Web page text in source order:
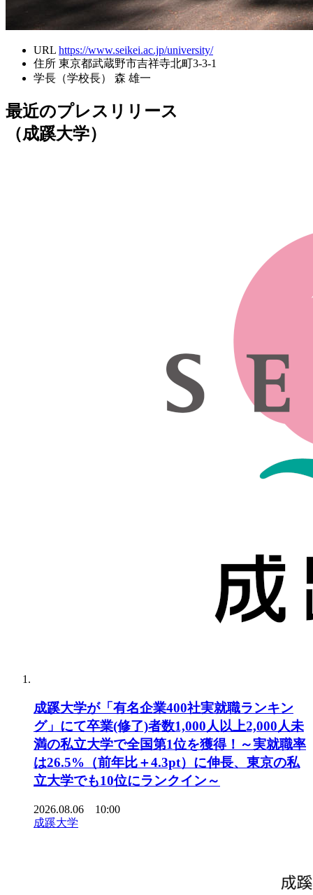
URL https://www.seikei.ac.jp/university/
住所 東京都武蔵野市吉祥寺北町3-3-1
学長（学校長）
森 雄一
最近のプレスリリース
（成蹊大学）
成蹊大学が「有名企業400社実就職ランキン
グ」にて卒業(修了)者数1,000人以上2,000人未
満の私立大学で全国第1位を獲得！～実就職率
は26.5%（前年比＋4.3pt）に伸長、東京の私
立大学でも10位にランクイン～
2026.08.06 10:00
成蹊大学